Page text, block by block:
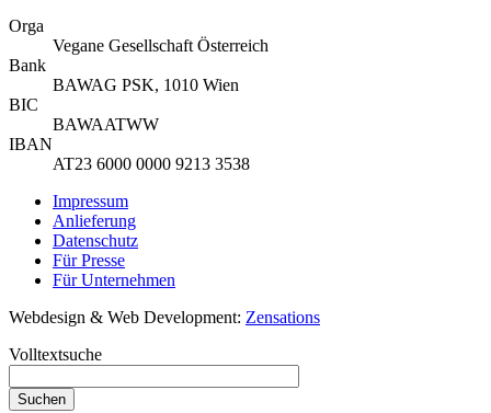
Orga
Vegane Gesellschaft Österreich
Bank
BAWAG PSK, 1010 Wien
BIC
BAWAATWW
IBAN
AT23 6000 0000 9213 3538
Impressum
Anlieferung
Datenschutz
Für Presse
Für Unternehmen
Webdesign & Web Development: Zensations
Volltextsuche